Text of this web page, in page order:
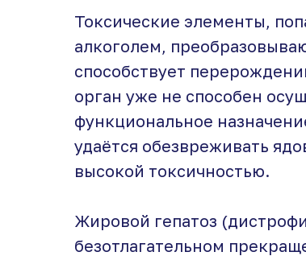
Токсические элементы,
алкоголем,
способствует
орган уже не способен
функциональное
удаётся обезвреживать
высокой токсичностью.
Жировой гепатоз
безотлагательном